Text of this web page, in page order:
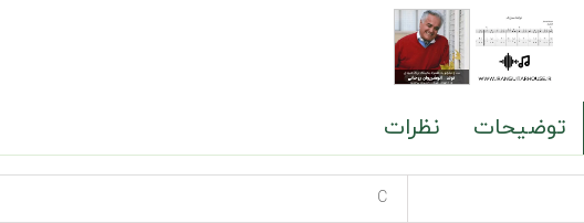
توضیحات نظرات
C